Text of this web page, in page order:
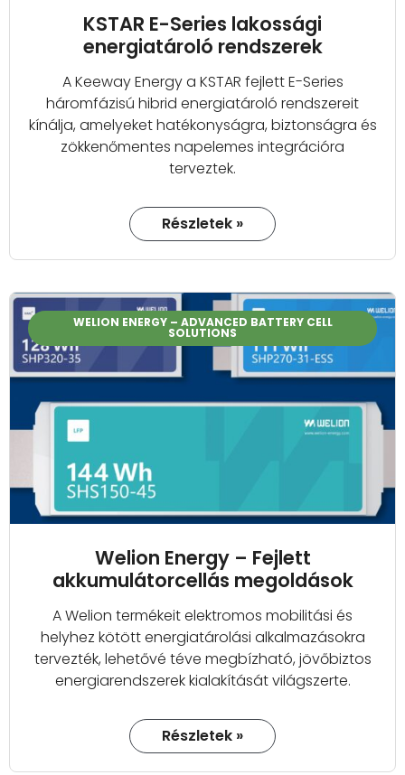
KSTAR E-Series lakossági
energiatároló rendszerek
A Keeway Energy a KSTAR fejlett E-Series
háromfázisú hibrid energiatároló rendszereit
kínálja, amelyeket hatékonyságra, biztonságra és
zökkenőmentes napelemes integrációra
terveztek.
Részletek »
WELION ENERGY – ADVANCED BATTERY CELL
SOLUTIONS
Welion Energy – Fejlett
akkumulátorcellás megoldások
A Welion termékeit elektromos mobilitási és
helyhez kötött energiatárolási alkalmazásokra
tervezték, lehetővé téve megbízható, jövőbiztos
energiarendszerek kialakítását világszerte.
Részletek »